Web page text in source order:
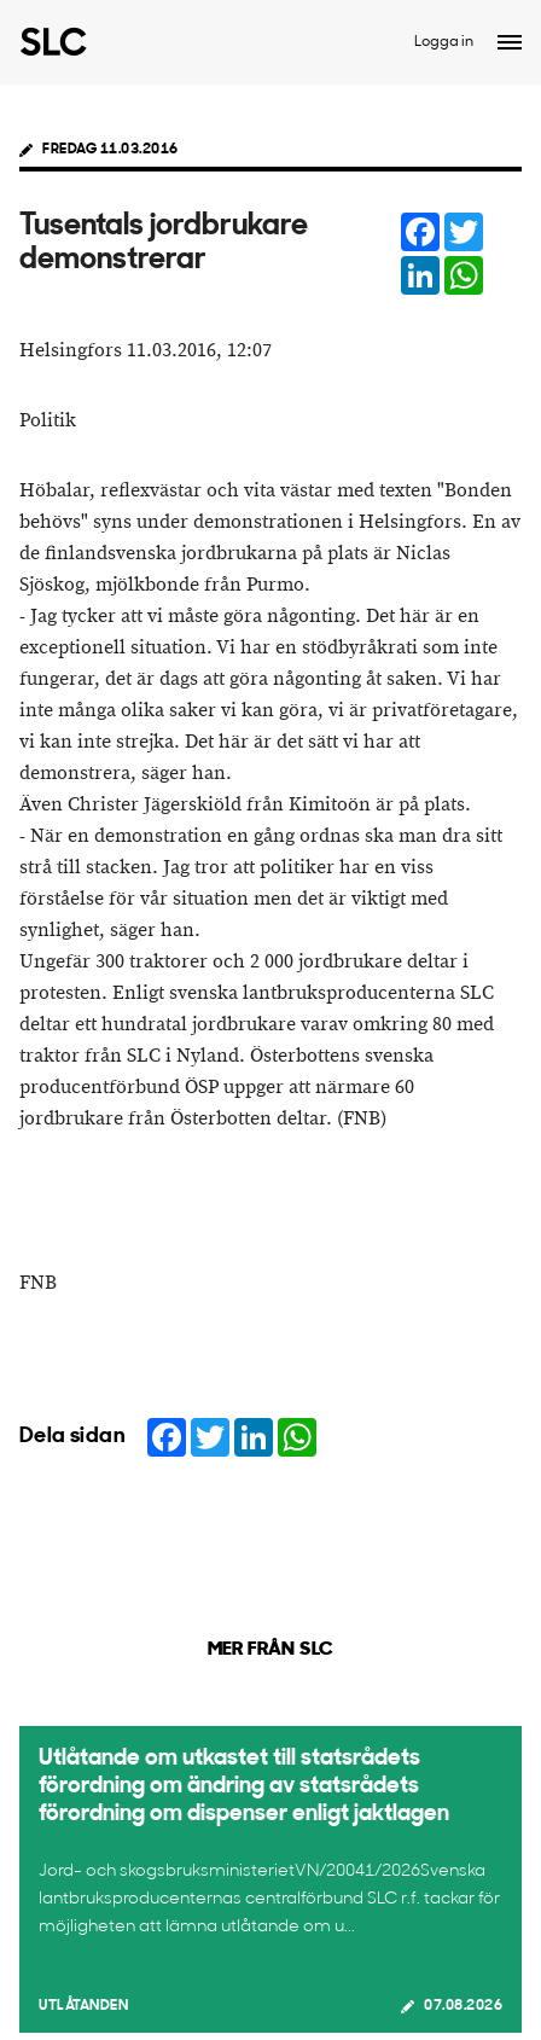
Logga in
FREDAG 11.03.2016
Tusentals jordbrukare
demonstrerar
Facebook
LinkedIn
Helsingfors 11.03.2016, 12:07
Politik
Höbalar, reflexvästar och vita västar med texten "Bonden
behövs" syns under demonstrationen i Helsingfors. En av
de finlandsvenska jordbrukarna på plats är Niclas
Sjöskog, mjölkbonde från Purmo.
- Jag tycker att vi måste göra någonting. Det här är en
exceptionell situation. Vi har en stödbyråkrati som inte
fungerar, det är dags att göra någonting åt saken. Vi har
inte många olika saker vi kan göra, vi är privatföretagare,
vi kan inte strejka. Det här är det sätt vi har att
demonstrera, säger han.
Även Christer Jägerskiöld från Kimitoön är på plats.
- När en demonstration en gång ordnas ska man dra sitt
strå till stacken. Jag tror att politiker har en viss
förståelse för vår situation men det är viktigt med
synlighet, säger han.
Ungefär 300 traktorer och 2 000 jordbrukare deltar i
protesten. Enligt svenska lantbruksproducenterna SLC
deltar ett hundratal jordbrukare varav omkring 80 med
traktor från SLC i Nyland. Österbottens svenska
producentförbund ÖSP uppger att närmare 60
jordbrukare från Österbotten deltar. (FNB)
FNB
Dela sidan Facebook
TwitterLinkedIn
MER FRÅN SLC
Utlåtande om utkastet till statsrådets
förordning om ändring av statsrådets
förordning om dispenser enligt jaktlagen
Jord- och skogsbruksministerietVN/20041/2026Svenska
lantbruksproducenternas centralförbund SLC r.f. tackar för
möjligheten att lämna utlåtande om u...
UTLÅTANDEN 07.08.2026